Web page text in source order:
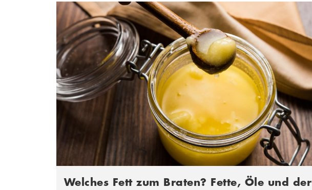
Welches Fett zum Braten? Fette, Öle und der